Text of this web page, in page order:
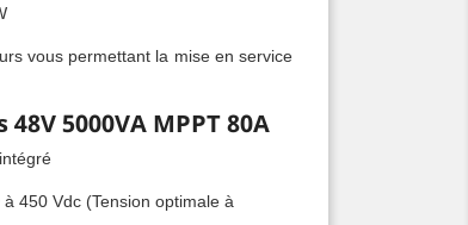
vous permettant la mise en service
5000VA MPPT 80A
450 Vdc (Tension optimale à